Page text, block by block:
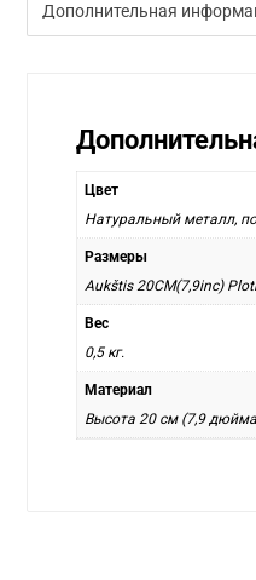
Цвет
Натуральный металл,
Размеры
Aukštis 20CM(7,9inc)
Вес
0,5 кг.
Материал
Высота 20 см (7,9